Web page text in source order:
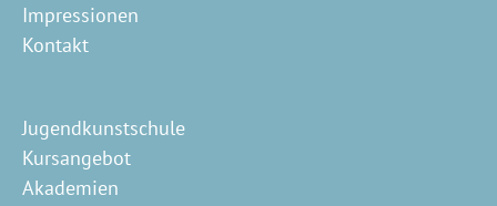
Impressionen
Kontakt
Jugendkunstschule
Kursangebot
Akademien